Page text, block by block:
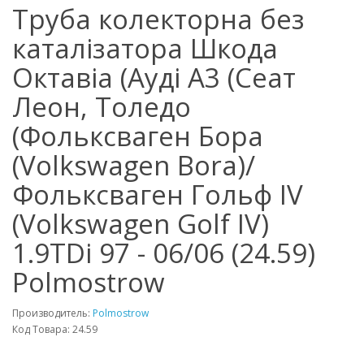
Труба колекторна без
каталізатора Шкода
Октавіа (Ауді А3 (Сеат
Леон, Толедо
(Фольксваген Бора
(Volkswagen Bora)/
Фольксваген Гольф IV
(Volkswagen Golf IV)
1.9TDi 97 - 06/06 (24.59)
Polmostrow
Производитель: Polmostrow
Код Товара: 24.59